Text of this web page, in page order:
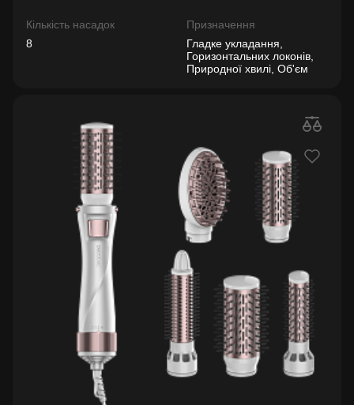
Кількість насадок
8
Призначення
Гладке укладання,
Горизонтальних локонів,
Природної хвилі, Об'єм